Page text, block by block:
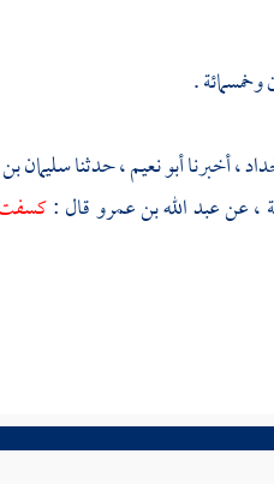
.
، أخبرناأبو نعيم، حدثناسليمان
، عنعبد الله بن عمروقال :كسفت